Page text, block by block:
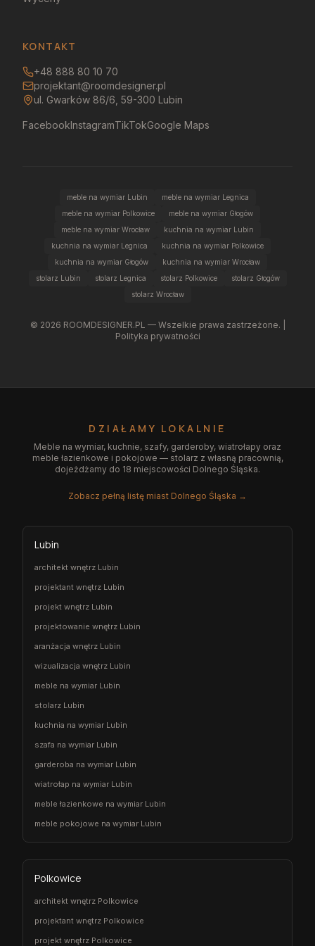
KONTAKT
+48 888 80 10 70
projektant@roomdesigner.pl
ul. Gwarków 86/6, 59-300 Lubin
FacebookInstagramTikTokGoogle Maps
meble na wymiar Lubin
meble na wymiar Legnica
meble na wymiar Polkowice
meble na wymiar Głogów
meble na wymiar Wrocław
kuchnia na wymiar Lubin
kuchnia na wymiar Legnica
kuchnia na wymiar Polkowice
kuchnia na wymiar Głogów
kuchnia na wymiar Wrocław
stolarz Lubin
stolarz Legnica stolarz Polkowice
stolarz Głogów
stolarz Wrocław
© 2026 ROOMDESIGNER.PL — Wszelkie prawa zastrzeżone. |
Polityka prywatności
DZIAŁAMY LOKALNIE
Meble na wymiar, kuchnie, szafy, garderoby, wiatrołapy oraz
meble łazienkowe i pokojowe — stolarz z własną pracownią,
dojeżdżamy do 18 miejscowości Dolnego Śląska.
Zobacz pełną listę miast Dolnego Śląska →
Lubin
architekt wnętrz Lubin
projektant wnętrz Lubin
projekt wnętrz Lubin
projektowanie wnętrz Lubin
aranżacja wnętrz Lubin
wizualizacja wnętrz Lubin
meble na wymiar Lubin
stolarz Lubin
kuchnia na wymiar Lubin
szafa na wymiar Lubin
garderoba na wymiar Lubin
wiatrołap na wymiar Lubin
meble łazienkowe na wymiar Lubin
meble pokojowe na wymiar Lubin
Polkowice
architekt wnętrz Polkowice
projektant wnętrz Polkowice
projekt wnętrz Polkowice